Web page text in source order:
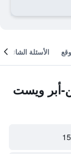
الأسئلة الشائعة
أبر ويست